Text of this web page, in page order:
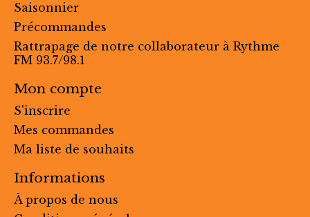
Saisonnier
Précommandes
Rattrapage de notre collaborateur à Rythme
FM 93.7/98.1
Mon compte
S'inscrire
Mes commandes
Ma liste de souhaits
Informations
À propos de nous